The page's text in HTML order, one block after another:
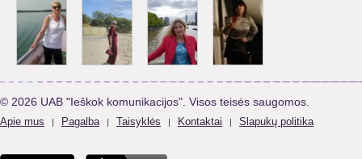
© 2026 UAB "Ieškok komunikacijos". Visos teisės saugomos.
Apie mus | Pagalba | Taisyklės | Kontaktai | Slapukų politika